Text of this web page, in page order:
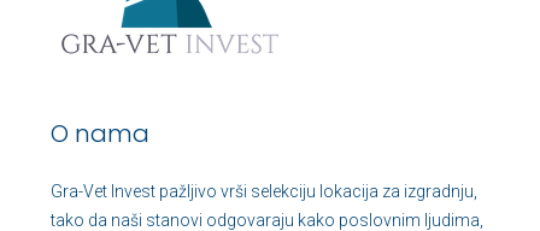
O nama
Gra-Vet Invest pažljivo vrši selekciju lokacija za izgradnju,
tako da naši stanovi odgovaraju kako poslovnim ljudima,